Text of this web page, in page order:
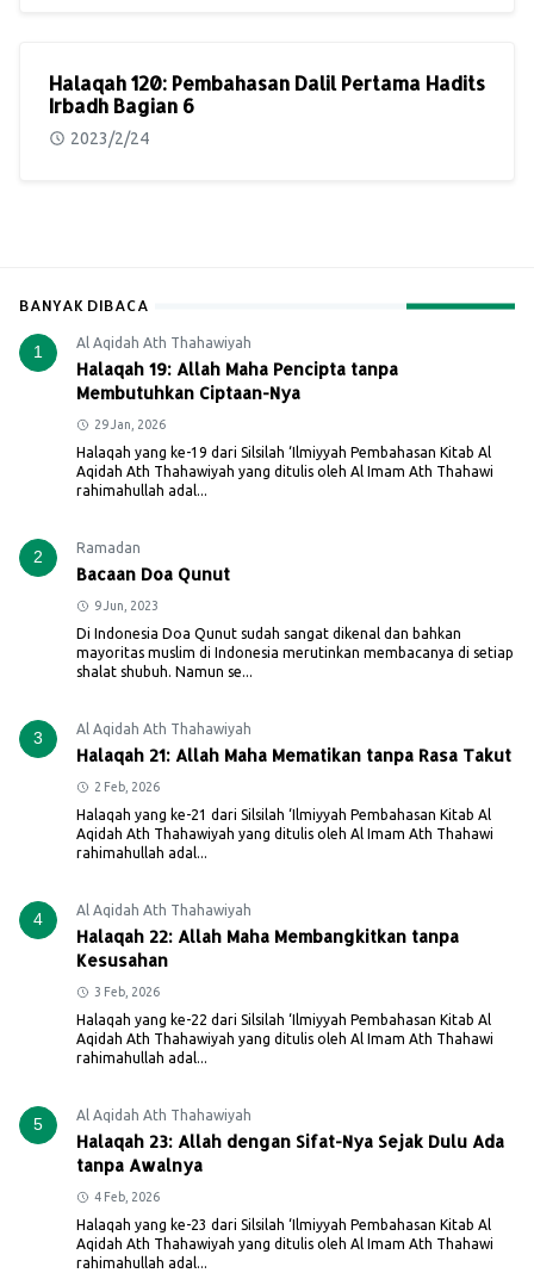
Halaqah 120: Pembahasan Dalil Pertama Hadits
Irbadh Bagian 6
2023/2/24
BANYAK DIBACA
1 Al Aqidah Ath Thahawiyah
Halaqah 19: Allah Maha Pencipta tanpa
Membutuhkan Ciptaan-Nya
29 Jan, 2026
Halaqah yang ke-19 dari Silsilah ‘Ilmiyyah Pembahasan Kitab Al
Aqidah Ath Thahawiyah yang ditulis oleh Al Imam Ath Thahawi
rahimahullah adal...
2 Ramadan
Bacaan Doa Qunut
9 Jun, 2023
Di Indonesia Doa Qunut sudah sangat dikenal dan bahkan
mayoritas muslim di Indonesia merutinkan membacanya di setiap
shalat shubuh. Namun se...
3 Al Aqidah Ath Thahawiyah
Halaqah 21: Allah Maha Mematikan tanpa Rasa Takut
2 Feb, 2026
Halaqah yang ke-21 dari Silsilah ‘Ilmiyyah Pembahasan Kitab Al
Aqidah Ath Thahawiyah yang ditulis oleh Al Imam Ath Thahawi
rahimahullah adal...
4 Al Aqidah Ath Thahawiyah
Halaqah 22: Allah Maha Membangkitkan tanpa
Kesusahan
3 Feb, 2026
Halaqah yang ke-22 dari Silsilah ‘Ilmiyyah Pembahasan Kitab Al
Aqidah Ath Thahawiyah yang ditulis oleh Al Imam Ath Thahawi
rahimahullah adal...
5 Al Aqidah Ath Thahawiyah
Halaqah 23: Allah dengan Sifat-Nya Sejak Dulu Ada
tanpa Awalnya
4 Feb, 2026
Halaqah yang ke-23 dari Silsilah ‘Ilmiyyah Pembahasan Kitab Al
Aqidah Ath Thahawiyah yang ditulis oleh Al Imam Ath Thahawi
rahimahullah adal...